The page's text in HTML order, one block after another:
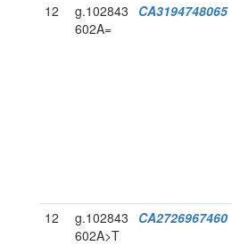
12
g.102843
602A=
CA3194748065
12
g.102843
602A>T
CA2726967460